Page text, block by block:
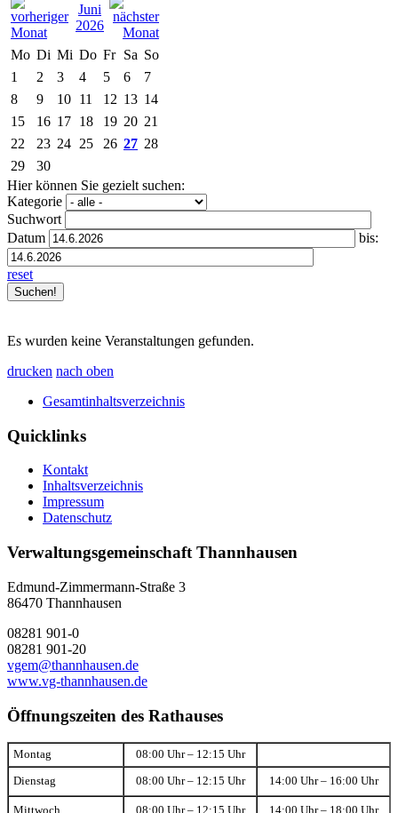
Juni
2026
Mo Di Mi Do Fr Sa So
1
2 3 4 5 6
7
8
9 10 11 12 13 14
15
16 17 18 19 20 21
22
23 24 25 26 27 28
29
30
Hier können Sie gezielt suchen:
Kategorie
Suchwort
Datum
bis:
reset
Es wurden keine Veranstaltungen gefunden.
drucken nach oben
Gesamtinhaltsverzeichnis
Quicklinks
Kontakt
Inhaltsverzeichnis
Impressum
Datenschutz
Verwaltungsgemeinschaft Thannhausen
Edmund-Zimmermann-Straße 3
86470 Thannhausen
08281 901-0
08281 901-20
vgem@thannhausen.de
www.vg-thannhausen.de
Öffnungszeiten des Rathauses
Montag 08:00 Uhr – 12:15 Uhr
Dienstag 08:00 Uhr – 12:15 Uhr 14:00 Uhr – 16:00 Uhr